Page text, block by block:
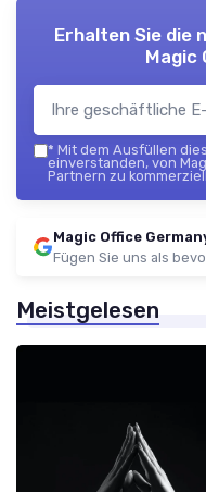
Erhalten Sie die
Magic
* Mit dem Ausfüllen
einverstanden, von
Partnern zu
Magic Office
Fügen Sie uns als
Meistgelesen